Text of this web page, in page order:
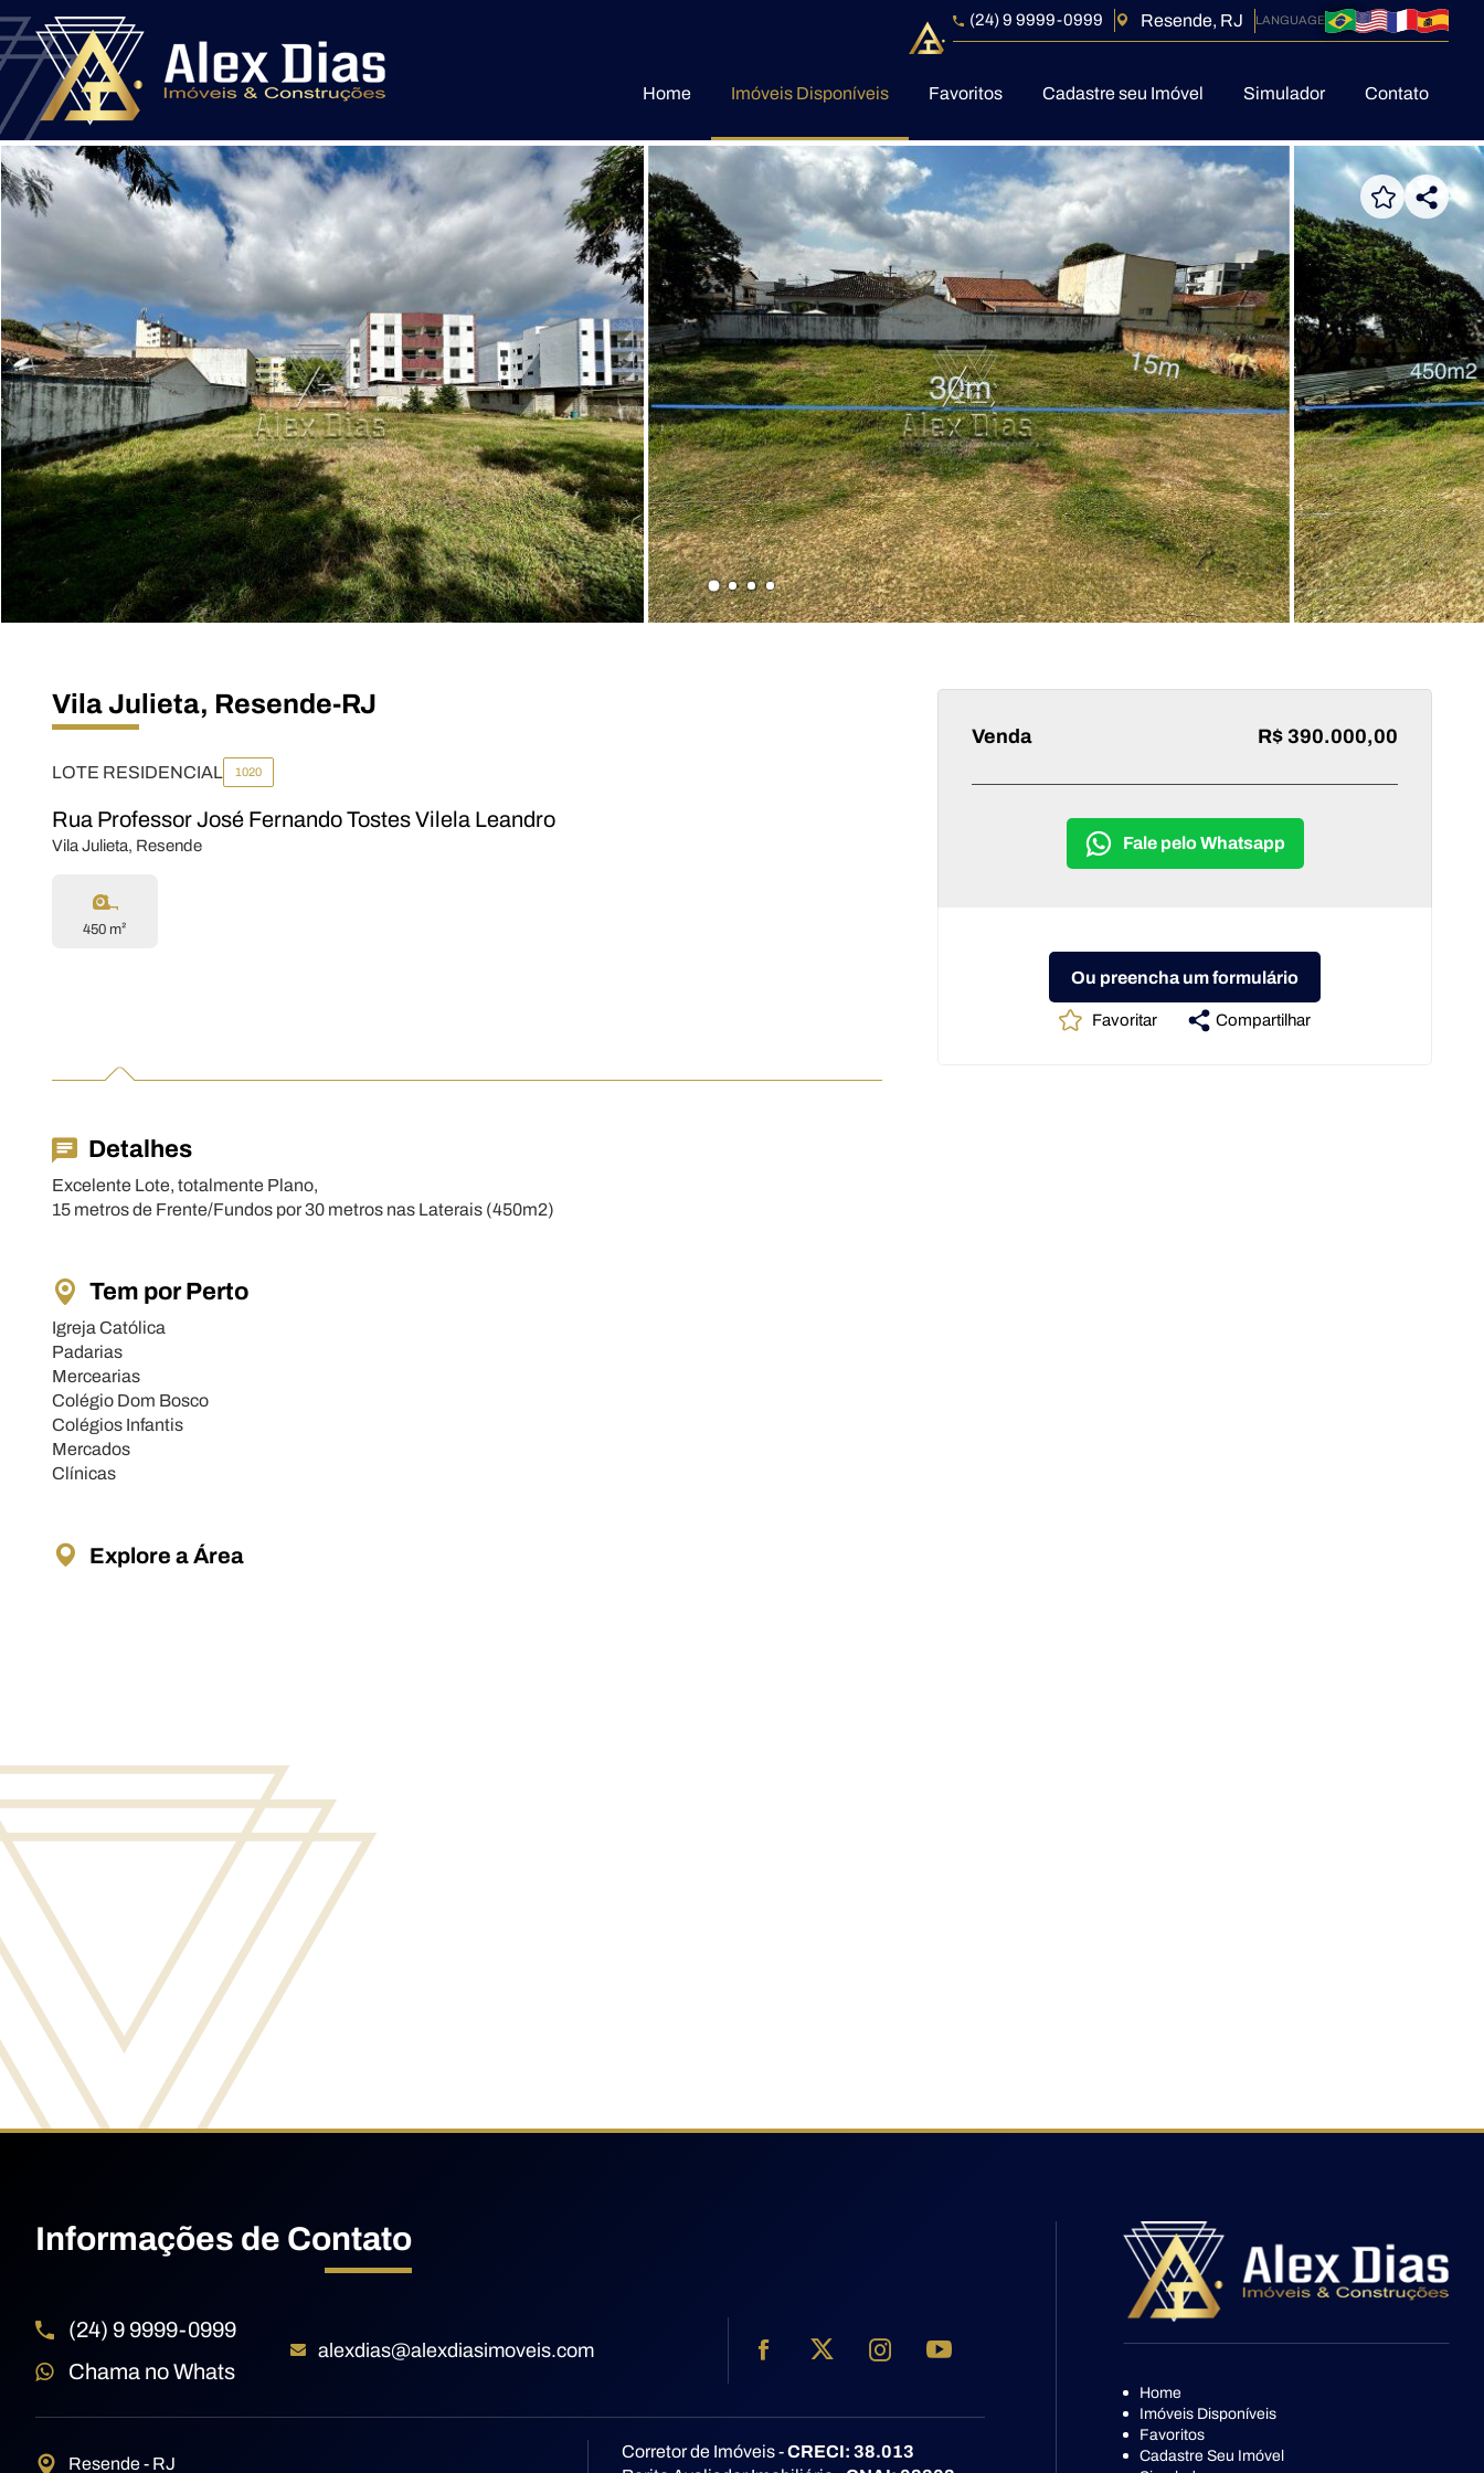
(24) 9 9999-0999 Resende, RJ
Home Imóveis Disponíveis Favoritos Cadastre seu Imóvel Simulador Contato
Vila Julieta, Resende-RJ
LOTE RESIDENCIAL 1020
Rua Professor José Fernando Tostes Vilela Leandro
Vila Julieta, Resende
450 m²
Detalhes
Excelente Lote, totalmente Plano,
15 metros de Frente/Fundos por 30 metros nas Laterais (450m2)
Tem por Perto
Igreja Católica
Padarias
Mercearias
Colégio Dom Bosco
Colégios Infantis
Mercados
Clínicas
Explore a Área
Venda R$ 390.000,00
Fale pelo Whatsapp
Ou preencha um formulário
Favoritar Compartilhar
Informações de Contato
(24) 9 9999-0999
Chama no Whats
alexdias@alexdiasimoveis.com
Resende - RJ
Corretor de Imóveis -CRECI: 38.013
Home
Imóveis Disponíveis
Favoritos
Cadastre Seu Imóvel